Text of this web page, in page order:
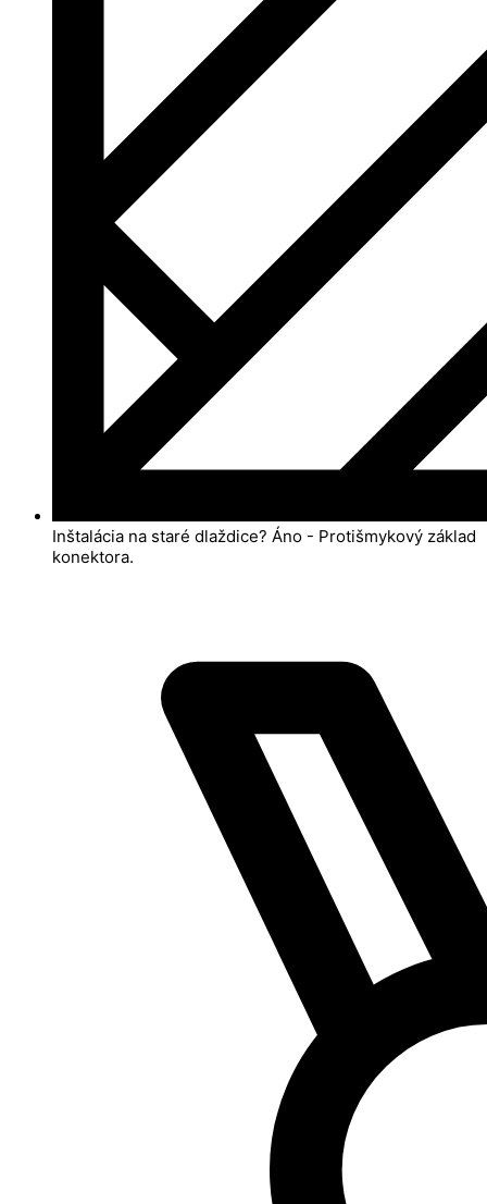
Inštalácia na staré dlaždice? Áno - Protišmykový základ
konektora.